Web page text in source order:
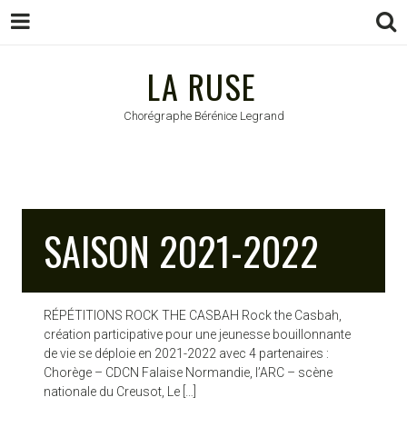
LA RUSE
Chorégraphe Bérénice Legrand
SAISON 2021-2022
RÉPÉTITIONS ROCK THE CASBAH Rock the Casbah,
création participative pour une jeunesse bouillonnante
de vie se déploie en 2021-2022 avec 4 partenaires :
Chorège – CDCN Falaise Normandie, l’ARC – scène
nationale du Creusot, Le […]
LA RUSE